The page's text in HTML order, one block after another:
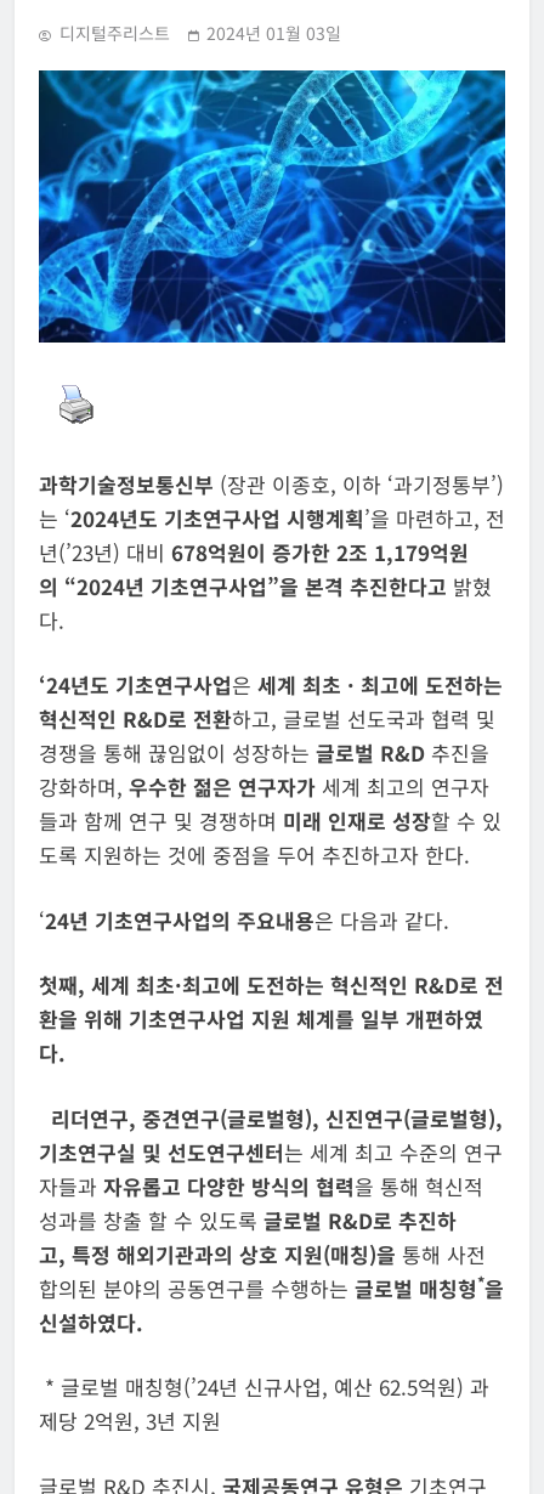
디지털주리스트 2024년 01월 03일
과학기술정보통신부 (장관 이종호, 이하 ‘과기정통부’)
는 ‘2024년도 기초연구사업 시행계획’을 마련하고, 전
년(’23년) 대비 678억원이 증가한 2조 1,179억원
의 “2024년 기초연구사업”을 본격 추진한다고 밝혔
다.
‘24년도 기초연구사업은 세계 최초 · 최고에 도전하는
혁신적인 R&D로 전환하고, 글로벌 선도국과 협력 및
경쟁을 통해 끊임없이 성장하는 글로벌 R&D 추진을
강화하며, 우수한 젊은 연구자가 세계 최고의 연구자
들과 함께 연구 및 경쟁하며 미래 인재로 성장할 수 있
도록 지원하는 것에 중점을 두어 추진하고자 한다.
‘24년 기초연구사업의 주요내용은 다음과 같다.
첫째, 세계 최초·최고에 도전하는 혁신적인 R&D로 전
환을 위해 기초연구사업 지원 체계를 일부 개편하였
다.
리더연구, 중견연구(글로벌형), 신진연구(글로벌형),
기초연구실 및 선도연구센터는 세계 최고 수준의 연구
자들과 자유롭고 다양한 방식의 협력을 통해 혁신적
성과를 창출 할 수 있도록 글로벌 R&D로 추진하
고, 특정 해외기관과의 상호 지원(매칭)을 통해 사전
합의된 분야의 공동연구를 수행하는 글로벌 매칭형*을
신설하였다.
* 글로벌 매칭형(’24년 신규사업, 예산 62.5억원) 과
제당 2억원, 3년 지원
글로벌 R&D 추진시, 국제공동연구 유형은 기초연구